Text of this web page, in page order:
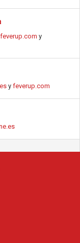
feverup.com y
y feverup.com